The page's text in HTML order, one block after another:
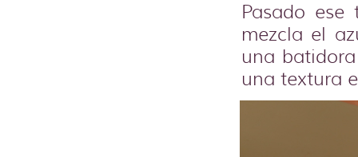
Pasado
mezcla el
una
una textura